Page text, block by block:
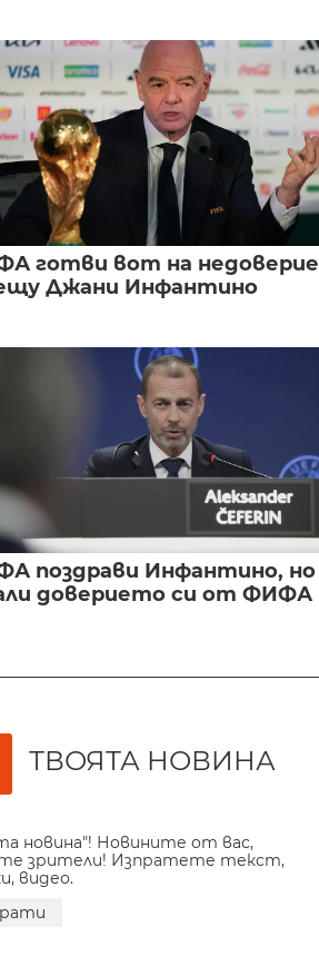
готви вот на недоверие
Джани Инфантино
поздрави Инфантино, но
доверието си от ФИФА
ТВОЯТА НОВИНА
новина"! Новините от вас,
зрители! Изпратете текст,
видео.